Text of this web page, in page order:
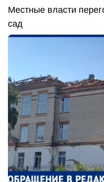
Местные власти
сад